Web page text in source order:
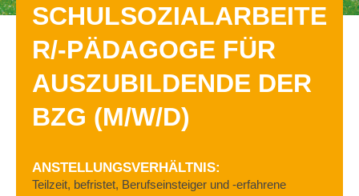
SCHULSOZIALARBEITE
R/-PÄDAGOGE FÜR
AUSZUBILDENDE DER
BZG (M/W/D)
ANSTELLUNGSVERHÄLTNIS:
Teilzeit, befristet, Berufseinsteiger und -erfahrene